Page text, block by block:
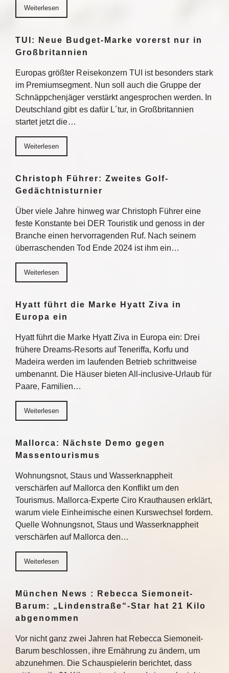
Weiterlesen
TUI: Neue Budget-Marke vorerst nur in
Großbritannien
Europas größter Reisekonzern TUI ist besonders stark
im Premiumsegment. Nun soll auch die Gruppe der
Schnäppchenjäger verstärkt angesprochen werden. In
Deutschland gibt es dafür L´tur, in Großbritannien
startet jetzt die…
Weiterlesen
Christoph Führer: Zweites Golf-
Gedächtnisturnier
Über viele Jahre hinweg war Christoph Führer eine
feste Konstante bei DER Touristik und genoss in der
Branche einen hervorragenden Ruf. Nach seinem
überraschenden Tod Ende 2024 ist ihm ein…
Weiterlesen
Hyatt führt die Marke Hyatt Ziva in
Europa ein
Hyatt führt die Marke Hyatt Ziva in Europa ein: Drei
frühere Dreams-Resorts auf Teneriffa, Korfu und
Madeira werden im laufenden Betrieb schrittweise
umbenannt. Die Häuser bieten All-inclusive-Urlaub für
Paare, Familien…
Weiterlesen
Mallorca: Nächste Demo gegen
Massentourismus
Wohnungsnot, Staus und Wasserknappheit
verschärfen auf Mallorca den Konflikt um den
Tourismus. Mallorca-Experte Ciro Krauthausen erklärt,
warum viele Einheimische einen Kurswechsel fordern.
Quelle Wohnungsnot, Staus und Wasserknappheit
verschärfen auf Mallorca den…
Weiterlesen
München News : Rebecca Siemoneit-
Barum: „Lindenstraße“-Star hat 21 Kilo
abgenommen
Vor nicht ganz zwei Jahren hat Rebecca Siemoneit-
Barum beschlossen, ihre Ernährung zu ändern, um
abzunehmen. Die Schauspielerin berichtet, dass